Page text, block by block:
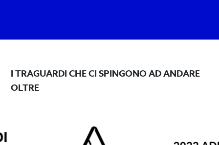
WordPress
accessibili
performanti.
I TRAGUARDI CHE CI SPINGONO AD ANDARE
OLTRE